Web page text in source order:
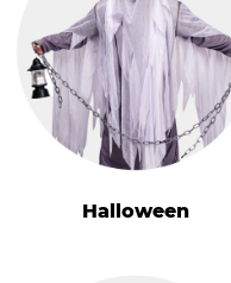
Halloween